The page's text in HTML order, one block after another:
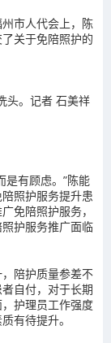
市人代会上，陈
关于免陪照护的
头。记者 石美祥
是有顾虑。”陈能
照护服务提升患
免陪照护服务，
护服务推广面临
陪护质量参差不
自付，对于长期
护理员工作强度
有待提升。